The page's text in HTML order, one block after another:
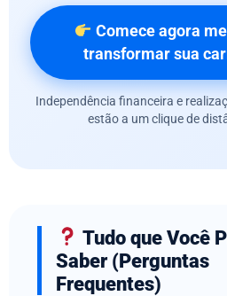
Comece agora
transformar sua
Independência financeira e
estão a um clique de
Tudo que Você
Saber (Perguntas
Frequentes)